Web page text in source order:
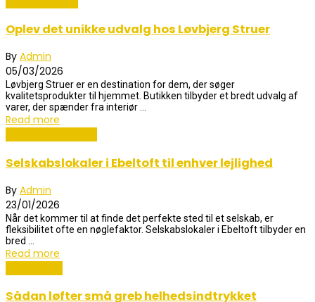
Oplev det unikke udvalg hos Løvbjerg Struer
By Admin
05/03/2026
Løvbjerg Struer er en destination for dem, der søger
kvalitetsprodukter til hjemmet. Butikken tilbyder et bredt udvalg af
varer, der spænder fra interiør ...
Read more
Selskabslokaler i Ebeltoft til enhver lejlighed
By Admin
23/01/2026
Når det kommer til at finde det perfekte sted til et selskab, er
fleksibilitet ofte en nøglefaktor. Selskabslokaler i Ebeltoft tilbyder en
bred ...
Read more
Sådan løfter små greb helhedsindtrykket